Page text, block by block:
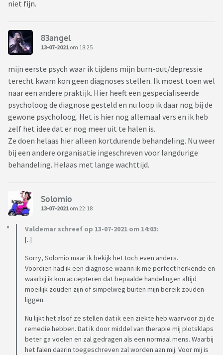
niet fijn.
83angel
13-07-2021 om 18:25
mijn eerste psych waar ik tijdens mijn burn-out/depressie
terecht kwam kon geen diagnoses stellen. Ik moest toen wel
naar een andere praktijk. Hier heeft een gespecialiseerde
psycholoog de diagnose gesteld en nu loop ik daar nog bij de
gewone psycholoog. Het is hier nog allemaal vers en ik heb
zelf het idee dat er nog meer uit te halen is.
Ze doen helaas hier alleen kortdurende behandeling. Nu weer
bij een andere organisatie ingeschreven voor langdurige
behandeling. Helaas met lange wachttijd.
Solomio
13-07-2021 om 22:18
Valdemar schreef op 13-07-2021 om 14:03:
[..]
Sorry, Solomio maar ik bekijk het toch even anders.
Voordien had ik een diagnose waarin ik me perfect herkende en
waarbij ik kon accepteren dat bepaalde handelingen altijd
moeilijk zouden zijn of simpelweg buiten mijn bereik zouden
liggen.
Nu lijkt het alsof ze stellen dat ik een ziekte heb waarvoor zij de
remedie hebben. Dat ik door middel van therapie mij plotsklaps
beter ga voelen en zal gedragen als een normaal mens. Waarbij
het falen daarin toegeschreven zal worden aan mij. Voor mij is